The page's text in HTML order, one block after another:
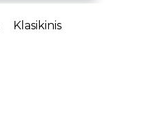
Klasikinis